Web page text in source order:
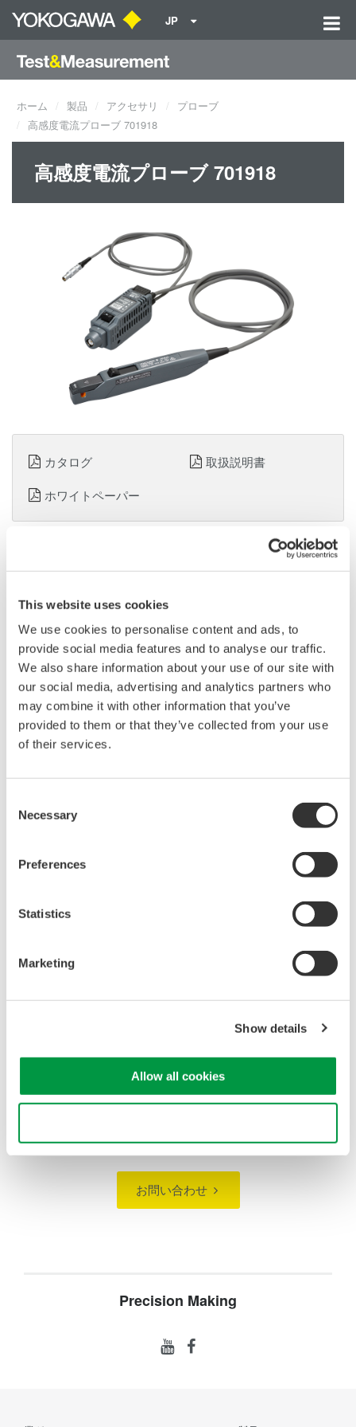
This website uses cookies
We use cookies to personalise content and ads, to
provide social media features and to analyse our traffic.
We also share information about your use of our site with
our social media, advertising and analytics partners who
may combine it with other information that you’ve
provided to them or that they’ve collected from your use
of their services.
Selection
Necessary
Preferences
Statistics
Marketing
Show details
Allow all cookies
JP
ホーム 製品 アクセサリ
プローブ
高感度電流プローブ 701918
高感度電流プローブ 701918
連続最大入力範囲：5Arms
測定可能導体径
：φ5mm
ケーブル長
：センサーケーブル約 1.5m/ 電源ケーブル
約 1m
電源
：プローブ電源
1mAからの微小電流測定に
販売単位
：1 価格 ¥352,000 （税抜）
技術的なお問い合わせ
カタログ
取扱説明書
ホワイトペーパー
技術資料 ダウンロード
701918(120MHz帯域)
MB)
取扱説明書
701917/701918 電流プローブユーザーズマニュアル
(1.4
お気軽にお問い合わせ・ご相談ください。
お問い合わせ
Precision Making